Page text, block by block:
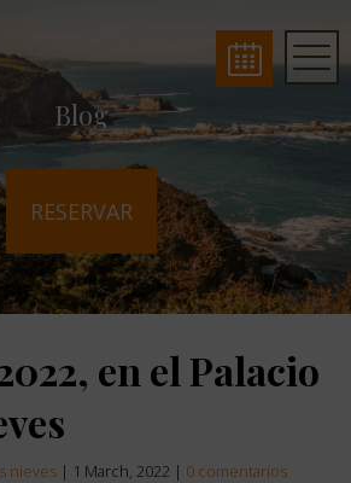
Blog
RESERVAR
en el Palacio
nieves | 1 March, 2022 | 0 comentarios